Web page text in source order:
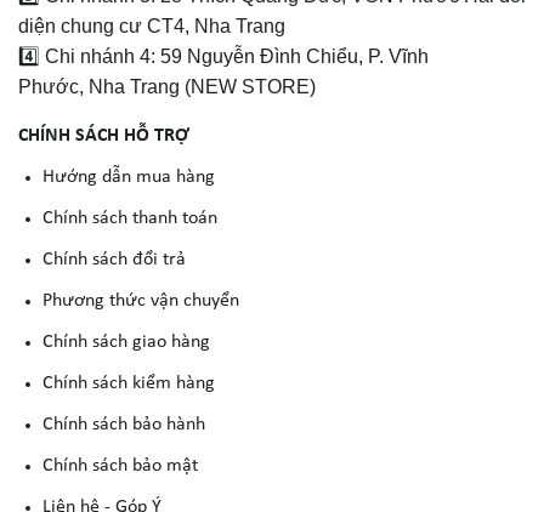
diện chung cư CT4, Nha Trang
4️⃣ Chi nhánh 4: 59 Nguyễn Đình Chiểu, P. Vĩnh
Phước, Nha Trang (NEW STORE)
CHÍNH SÁCH HỖ TRỢ
Hướng dẫn mua hàng
Chính sách thanh toán
Chính sách đổi trả
Phương thức vận chuyển
Chính sách giao hàng
Chính sách kiểm hàng
Chính sách bảo hành
Chính sách bảo mật
Liên hệ - Góp Ý